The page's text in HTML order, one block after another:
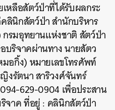
หลือสัตว์ป่าที่ได้รับผลกระ
ลินิกสัตว์ป่า สำนักบริหาร
รมอุทยานแห่งชาติ สัตว์ป่า
ริจาคผ่านทาง นายสัตว
อกิ้ง) หมายเลขโทรศัพท์
งรัตนา สาริวงศ์จันทร์
629-0904 เพื่อประสาน
จาค ที่อยู่ : คลินิกสัตว์ป่า